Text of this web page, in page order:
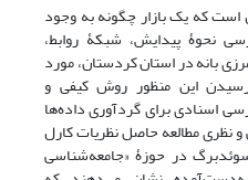
که یک بازار چگونه به وجود
نحوۀ پیدایش، شبکۀ روابط،
بانه در استان کردستان، مورد
این منظور روش کیفی و
اسنادی برای گردآوری داده‌ها
نظری مطالعه حاصل نظریات کارل
سوئدبرگ در حوزۀ «جامعه‌شناسی